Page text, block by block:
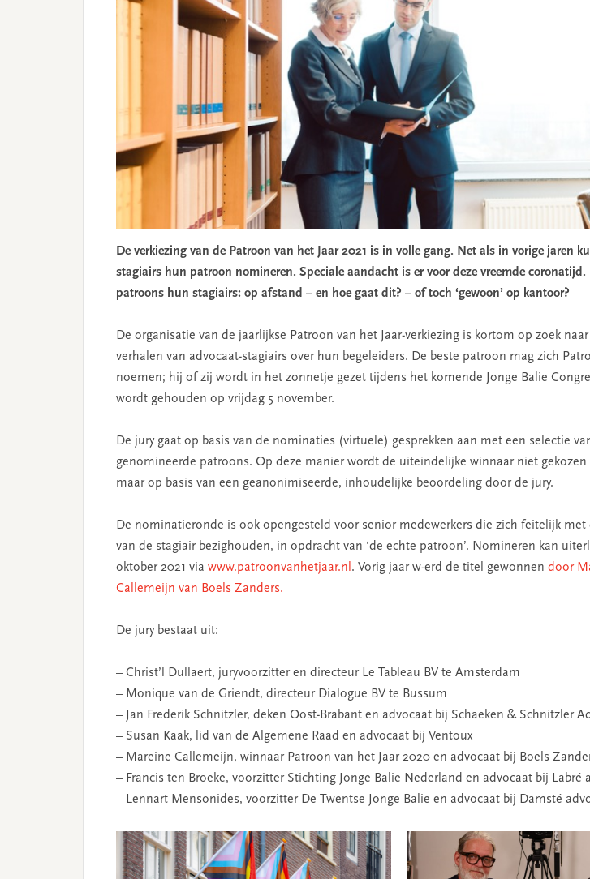
De verkiezing van de Patroon van het Jaar 2021 is in volle gang. Net als in vorige jaren
stagiairs hun patroon nomineren. Speciale aandacht is er voor deze vreemde coronatijd.
patroons hun stagiairs: op afstand – en hoe gaat dit? – of toch ‘gewoon’ op kantoor?
De organisatie van de jaarlijkse Patroon van het Jaar-verkiezing is kortom op zoek
verhalen van advocaat-stagiairs over hun begeleiders. De beste patroon mag zich
noemen; hij of zij wordt in het zonnetje gezet tijdens het komende Jonge Balie
wordt gehouden op vrijdag 5 november.
De jury gaat op basis van de nominaties (virtuele) gesprekken aan met een selectie
genomineerde patroons. Op deze manier wordt de uiteindelijke winnaar niet gekozen
maar op basis van een geanonimiseerde, inhoudelijke beoordeling door de jury.
De nominatieronde is ook opengesteld voor senior medewerkers die zich feitelijk met
van de stagiair bezighouden, in opdracht van ‘de echte patroon’. Nomineren kan
oktober 2021 via www.patroonvanhetjaar.nl. Vorig jaar w-erd de titel gewonnen door
Callemeijn van Boels Zanders.
De jury bestaat uit:
– Christ’l Dullaert, juryvoorzitter en directeur Le Tableau BV te Amsterdam
– Monique van de Griendt, directeur Dialogue BV te Bussum
– Jan Frederik Schnitzler, deken Oost-Brabant en advocaat bij Schaeken & Schnitzler
– Susan Kaak, lid van de Algemene Raad en advocaat bij Ventoux
– Mareine Callemeijn, winnaar Patroon van het Jaar 2020 en advocaat bij Boels
– Francis ten Broeke, voorzitter Stichting Jonge Balie Nederland en advocaat bij Labré
– Lennart Mensonides, voorzitter De Twentse Jonge Balie en advocaat bij Damsté